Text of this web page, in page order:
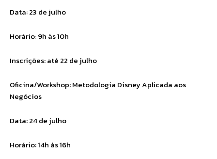
Data: 23 de julho
Horário: 9h às 10h
Inscrições: até 22 de julho
Oficina/Workshop: Metodologia Disney Aplicada aos
Negócios
Data: 24 de julho
Horário: 14h às 16h